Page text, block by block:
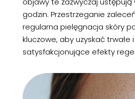
godzin. Przestrzeganie
regularna pielęgnacja skóry
kluczowe, aby uzyskać trwałe i
satysfakcjonujące efekty